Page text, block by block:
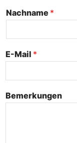
Nachname *
E-Mail *
Bemerkungen